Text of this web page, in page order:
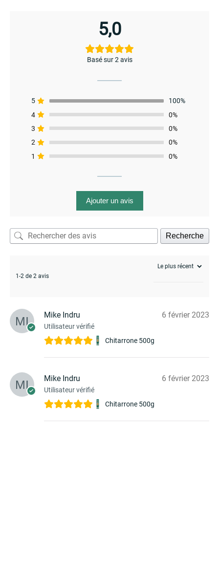
5,0
Basé sur 2 avis
5
100%
4
0%
3
0%
2
0%
1
0%
Ajouter un avis
Recherche
1-2 de 2 avis
Mike Indru
Utilisateur vérifié
6 février 2023
Chitarrone 500g
Mike Indru
Utilisateur vérifié
6 février 2023
Chitarrone 500g